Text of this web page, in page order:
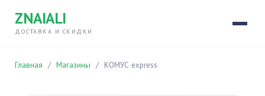
ZNAIALI
ДОСТАВКА И СКИДКИ
Главная / Магазины / КОМУС express